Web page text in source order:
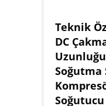
Teknik
DC
Soğutma
Soğutucu